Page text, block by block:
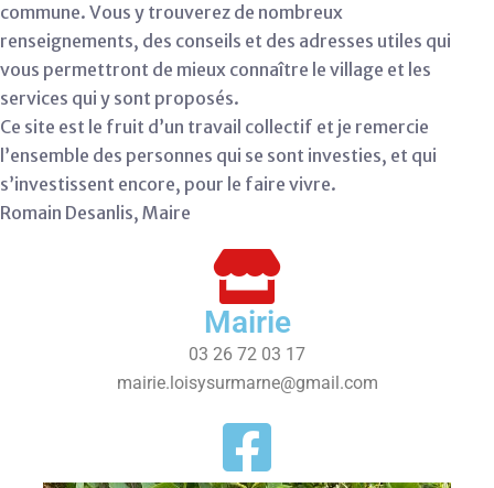
commune. Vous y trouverez de nombreux
renseignements, des conseils et des adresses utiles qui
vous permettront de mieux connaître le village et les
services qui y sont proposés.
Ce site est le fruit d’un travail collectif et je remercie
l’ensemble des personnes qui se sont investies, et qui
s’investissent encore, pour le faire vivre.
Romain Desanlis, Maire
Mairie
03 26 72 03 17
mairie.loisysurmarne@gmail.com